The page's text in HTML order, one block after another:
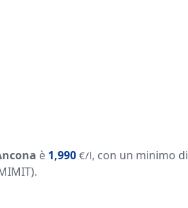
è 1,990 €/l, con un minimo di
.